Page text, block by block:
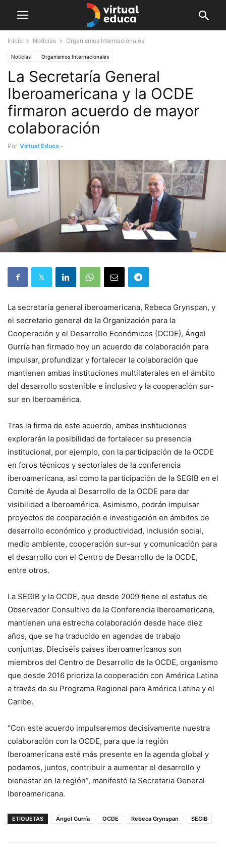
Inicio Noticias Organismos Internacionales
Noticias Organismos Internacionales
La Secretaría General
Iberoamericana y la OCDE
firmaron acuerdo de mayor
colaboración
Por Virtual Educa -
La secretaria general iberoamericana, Rebeca Grynspan, y
el secretario general de la Organización para la
Cooperación y el Desarrollo Económicos (OCDE), Ángel
Gurría han firmado hoy un acuerdo de colaboración para
impulsar, profundizar y fortalecer la colaboración que
mantienen ambas instituciones multilaterales en el ámbito
del desarrollo sostenible e inclusivo y la cooperación sur-
sur en Iberoamérica.
Tras la firma de este acuerdo, ambas instituciones
explorarán la posibilidad de fortalecer su presencia
institucional, por ejemplo, con la participación de la OCDE
en foros técnicos y sectoriales de la conferencia
iberoamericana, así como la participación de la SEGIB en el
Comité de Ayuda al Desarrollo de la OCDE para dar
visibilidad a Iberoamérica. Asimismo, podrán impulsar
proyectos de cooperación e investigación en ámbitos de
desarrollo económico y productividad, inclusión social,
medio ambiente, cooperación sur-sur y comunicación para
el desarrollo con el Centro de Desarrollo de la OCDE,
entre otros.
La SEGIB y la OCDE, que desde 2009 tiene el estatus de
Observador Consultivo de la Conferencia Iberoamericana,
mantienen una estrecha colaboración desde hace diez
años, que se ha traducido en agendas de trabajo
conjuntas. Dieciséis países iberoamericanos son
miembros del Centro de Desarrollo de la OCDE, organismo
que desde 2016 prioriza la cooperación con América Latina
a través de su Programa Regional para América Latina y el
Caribe.
“Con este acuerdo impulsaremos decisivamente nuestra
colaboración con la OCDE, para que la región
Iberoamericana esté más presente en la agenda global y
podamos, juntos, contribuir a aumentar el desarrollo y
bienestar en la región”, manifestó la Secretaria General
Iberoamericana.
ETIQUETAS Ángel Gurría OCDE Rebeca Grynspan SEGIB